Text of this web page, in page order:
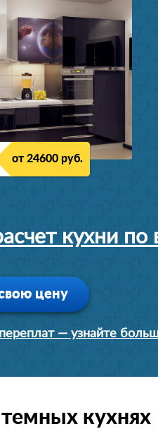
от 24600 руб.
кухни
цену
— узнайте
кухнях